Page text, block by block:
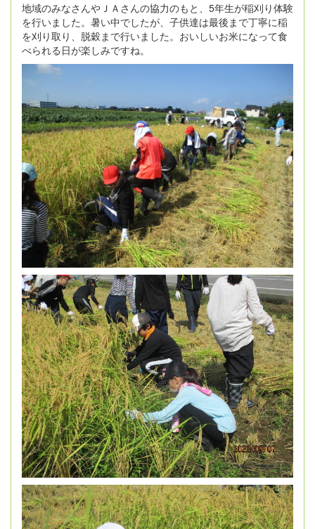
地域のみなさんやＪＡさんの協力のもと、5年生が稲刈り体験
を行いました。暑い中でしたが、子供達は最後まで丁寧に稲
を刈り取り、脱穀まで行いました。おいしいお米になって食
べられる日が楽しみですね。